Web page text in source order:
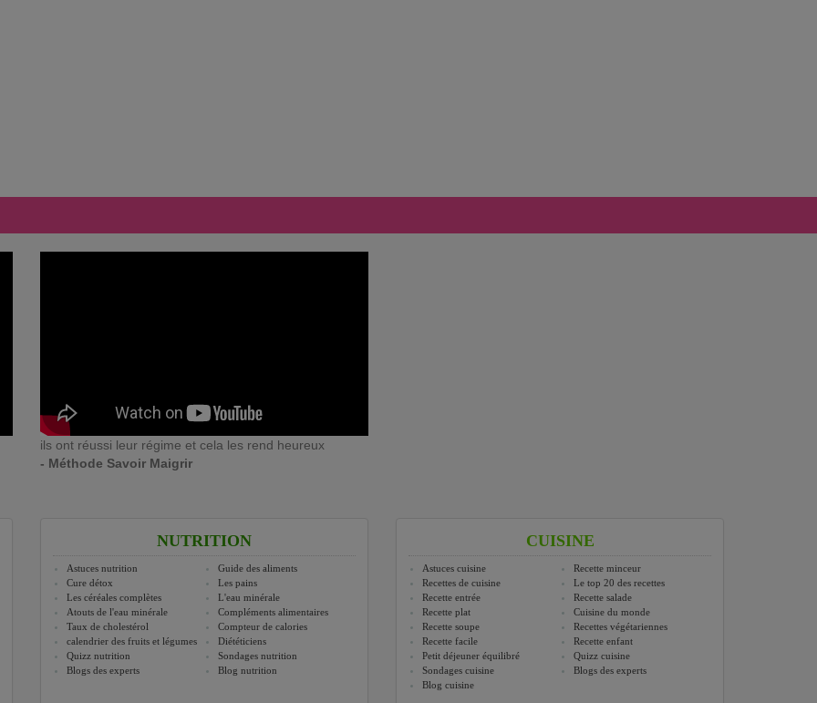
ils ont réussi leur régime et cela les rend heureux
- Méthode Savoir Maigrir
NUTRITION
Astuces nutrition
Guide des aliments
Cure détox
Les pains
Les céréales complètes
L'eau minérale
Atouts de l'eau minérale
Compléments alimentaires
Taux de cholestérol
Compteur de calories
calendrier des fruits et légumes
Diététiciens
Quizz nutrition
Sondages nutrition
Blogs des experts
Blog nutrition
CUISINE
Astuces cuisine
Recette minceur
Recettes de cuisine
Le top 20 des recettes
Recette entrée
Recette salade
Recette plat
Cuisine du monde
Recette soupe
Recettes végétariennes
Recette facile
Recette enfant
Petit déjeuner équilibré
Quizz cuisine
Sondages cuisine
Blogs des experts
Blog cuisine